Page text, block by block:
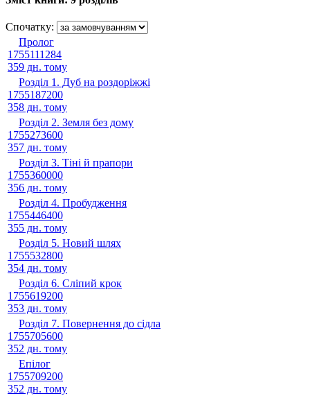
Спочатку:
Пролог
1755111284
359 дн. тому
Розділ 1. Дуб на роздоріжжі
1755187200
358 дн. тому
Розділ 2. Земля без дому
1755273600
357 дн. тому
Розділ 3. Тіні й прапори
1755360000
356 дн. тому
Розділ 4. Пробудження
1755446400
355 дн. тому
Розділ 5. Новий шлях
1755532800
354 дн. тому
Розділ 6. Сліпий крок
1755619200
353 дн. тому
Розділ 7. Повернення до сідла
1755705600
352 дн. тому
Епілог
1755709200
352 дн. тому